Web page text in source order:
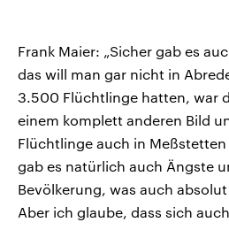
Frank Maier: „Sicher gab es
das will man gar nicht in
3.500 Flüchtlinge hatten, war
einem komplett anderen Bild
Flüchtlinge auch in
gab es natürlich auch Ängste
Bevölkerung, was auch
Aber ich glaube, dass sich